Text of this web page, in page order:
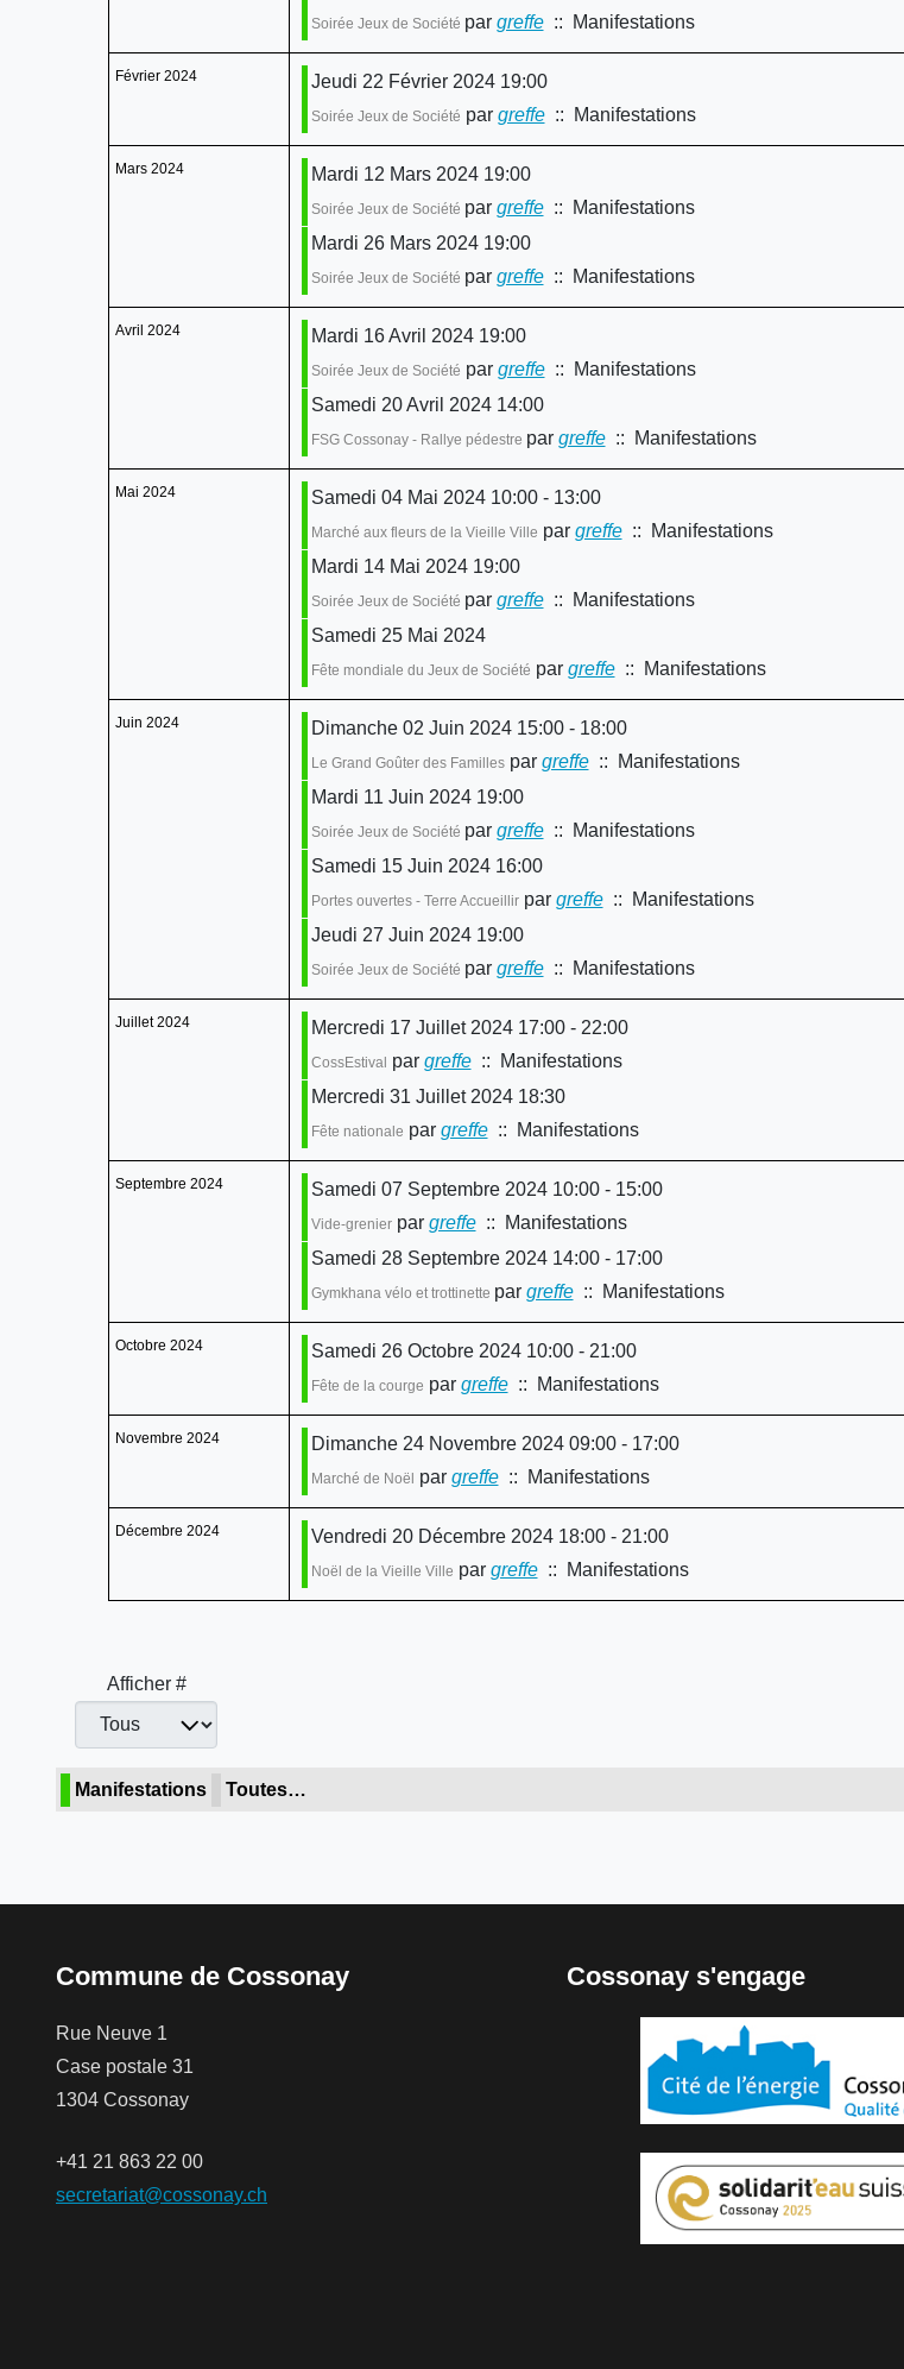
Soirée Jeux de Société par greffe:: Manifestations
Février 2024 Jeudi 22 Février 2024 19:00
Soirée Jeux de Société par greffe:: Manifestations
Mars 2024 Mardi 12 Mars 2024 19:00
Soirée Jeux de Société par greffe:: Manifestations
Mardi 26 Mars 2024 19:00
Soirée Jeux de Société par greffe:: Manifestations
Avril 2024 Mardi 16 Avril 2024 19:00
Soirée Jeux de Société par greffe:: Manifestations
Samedi 20 Avril 2024 14:00
FSG Cossonay - Rallye pédestre par greffe:: Manifestations
Mai 2024 Samedi 04 Mai 2024 10:00 - 13:00
Marché aux fleurs de la Vieille Ville par greffe:: Manifestations
Mardi 14 Mai 2024 19:00
Soirée Jeux de Société par greffe:: Manifestations
Samedi 25 Mai 2024
Fête mondiale du Jeux de Société par greffe:: Manifestations
Juin 2024 Dimanche 02 Juin 2024 15:00 - 18:00
Le Grand Goûter des Famillespar greffe:: Manifestations
Mardi 11 Juin 2024 19:00
Soirée Jeux de Société par greffe:: Manifestations
Samedi 15 Juin 2024 16:00
Portes ouvertes - Terre Accueillirpar greffe:: Manifestations
Jeudi 27 Juin 2024 19:00
Soirée Jeux de Société par greffe:: Manifestations
Juillet 2024 Mercredi 17 Juillet 2024 17:00 - 22:00
CossEstival par greffe:: Manifestations
Mercredi 31 Juillet 2024 18:30
Fête nationale par greffe:: Manifestations
Septembre 2024 Samedi 07 Septembre 2024 10:00 - 15:00
Vide-grenierpar greffe:: Manifestations
Samedi 28 Septembre 2024 14:00 - 17:00
Gymkhana vélo et trottinette par greffe:: Manifestations
Octobre 2024 Samedi 26 Octobre 2024 10:00 - 21:00
Fête de la courge par greffe:: Manifestations
Novembre 2024 Dimanche 24 Novembre 2024 09:00 - 17:00
Marché de Noël par greffe:: Manifestations
Décembre 2024 Vendredi 20 Décembre 2024 18:00 - 21:00
Noël de la Vieille Ville par greffe:: Manifestations
Afficher #
Manifestations Toutes…
Commune de Cossonay
Rue Neuve 1
Case postale 31
1304 Cossonay
+41 21 863 22 00
secretariat@cossonay.ch
Cossonay s'engage